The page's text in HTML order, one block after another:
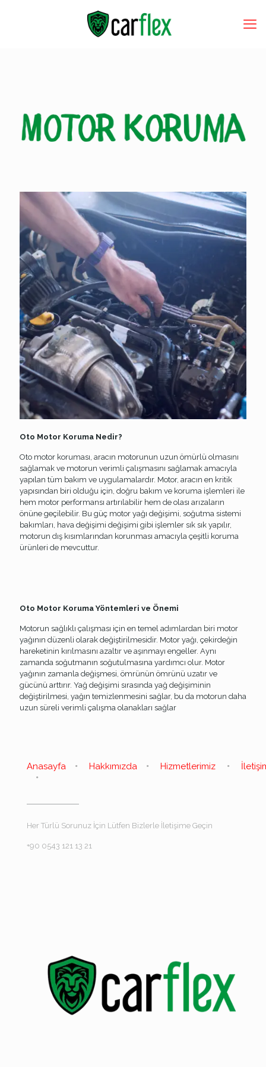
Oto Motor Koruma Nedir?
Oto motor koruması, aracın motorunun uzun ömürlü olmasını
sağlamak ve motorun verimli çalışmasını sağlamak amacıyla
yapılan tüm bakım ve uygulamalardır. Motor, aracın en kritik
yapısından biri olduğu için, doğru bakım ve koruma işlemleri ile
hem motor performansı artırılabilir hem de olası arızaların
önüne geçilebilir. Bu güç motor yağı değişimi, soğutma sistemi
bakımları, hava değişimi değişimi gibi işlemler sık ​​sık yapılır,
motorun dış kısımlarından korunması amacıyla çeşitli koruma
ürünleri de mevcuttur.
Oto Motor Koruma Yöntemleri ve Önemi
Motorun sağlıklı çalışması için en temel adımlardan biri motor
yağının düzenli olarak değiştirilmesidir. Motor yağı, çekirdeğin
hareketinin kırılmasını azaltır ve aşınmayı engeller. Aynı
zamanda soğutmanın soğutulmasına yardımcı olur. Motor
yağının zamanla değişmesi, ömrünün ömrünü uzatır ve
gücünü arttırır. Yağ değişimi sırasında yağ değişiminin
değiştirilmesi, yağın temizlenmesini sağlar, bu da motorun daha
uzun süreli verimli çalışma olanakları sağlar
Anasayfa Hakkımızda Hizmetlerimiz
Her Türlü Sorunuz İçin Lütfen Bizlerle İletişime Geçin
+90 0543 121 13 21